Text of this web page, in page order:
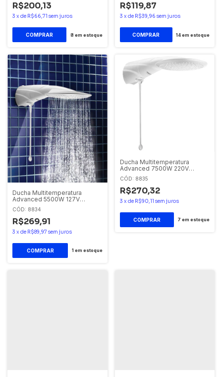
R$200,13
3 x de R$66,71 sem juros
8 em estoque
R$119,87
3 x de R$39,96 sem juros
14em estoque
Ducha Multitemperatura
Advanced 5500W 127V
Lorenzetti
CÓD: 8834
R$269,91
3 x de R$89,97 sem juros
COMPRAR 1 em estoque
Ducha Multitemperatura
Advanced 7500W 220V
Lorenzetti
CÓD: 8835
R$270,32
3 x de R$90,11 sem juros
COMPRAR 7 em estoque